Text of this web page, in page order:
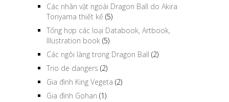
Các nhân vật ngoài Dragon Ball do Akira
Toriyama thiết kế (5)
Tổng hợp các loại Databook, Artbook,
Illustration book (5)
Các ngôi làng trong Dragon Ball (2)
Trio de dangers (2)
Gia đình King Vegeta (2)
Gia đình Gohan (1)